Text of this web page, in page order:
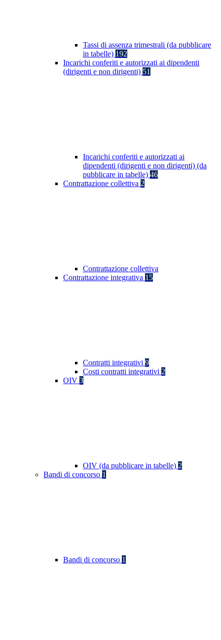
Tassi di assenza trimestrali (da pubblicare
in tabelle) 192
Incarichi conferiti e autorizzati ai dipendenti
(dirigenti e non dirigenti) 51
Incarichi conferiti e autorizzati ai
dipendenti (dirigenti e non dirigenti) (da
pubblicare in tabelle) 46
Contrattazione collettiva 2
Contrattazione collettiva
Contrattazione integrativa 15
Contratti integrativi 9
Costi contratti integrativi 2
OIV 3
OIV (da pubblicare in tabelle) 2
Bandi di concorso 1
Bandi di concorso 1